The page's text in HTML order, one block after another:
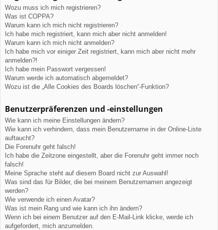
Wozu muss ich mich registrieren?
Was ist COPPA?
Warum kann ich mich nicht registrieren?
Ich habe mich registriert, kann mich aber nicht anmelden!
Warum kann ich mich nicht anmelden?
Ich habe mich vor einiger Zeit registriert, kann mich aber nicht mehr
anmelden?!
Ich habe mein Passwort vergessen!
Warum werde ich automatisch abgemeldet?
Wozu ist die „Alle Cookies des Boards löschen“-Funktion?
Benutzerpräferenzen und -einstellungen
Wie kann ich meine Einstellungen ändern?
Wie kann ich verhindern, dass mein Benutzername in der Online-Liste
auftaucht?
Die Forenuhr geht falsch!
Ich habe die Zeitzone eingestellt, aber die Forenuhr geht immer noch
falsch!
Meine Sprache steht auf diesem Board nicht zur Auswahl!
Was sind das für Bilder, die bei meinem Benutzernamen angezeigt
werden?
Wie verwende ich einen Avatar?
Was ist mein Rang und wie kann ich ihn ändern?
Wenn ich bei einem Benutzer auf den E-Mail-Link klicke, werde ich
aufgefordert, mich anzumelden.